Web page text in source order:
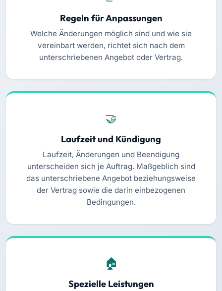
Regeln für Anpassungen
Welche Änderungen möglich sind und wie sie
vereinbart werden, richtet sich nach dem
unterschriebenen Angebot oder Vertrag.
Laufzeit und Kündigung
Laufzeit, Änderungen und Beendigung
unterscheiden sich je Auftrag. Maßgeblich sind
das unterschriebene Angebot beziehungsweise
der Vertrag sowie die darin einbezogenen
Bedingungen.
Spezielle Leistungen